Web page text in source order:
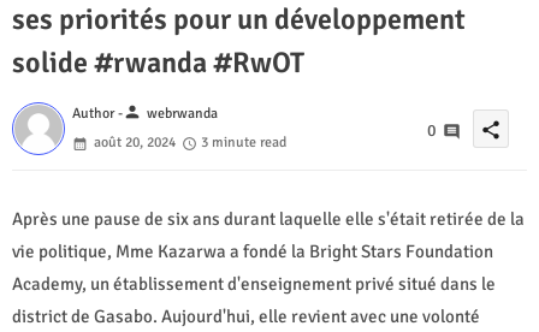
ses priorités pour un développement
solide #rwanda #RwOT
Author -person webrwanda
août 20, 2024
3 minute read
0 share
Après une pause de six ans durant laquelle elle s'était retirée de la
vie politique, Mme Kazarwa a fondé la Bright Stars Foundation
Academy, un établissement d'enseignement privé situé dans le
district de Gasabo. Aujourd'hui, elle revient avec une volonté